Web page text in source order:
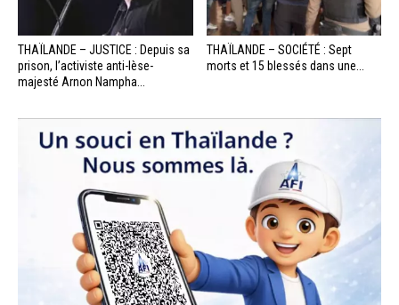
THAÏLANDE – JUSTICE : Depuis sa
prison, l’activiste anti-lèse-
majesté Arnon Nampha...
THAÏLANDE – SOCIÉTÉ : Sept
morts et 15 blessés dans une...